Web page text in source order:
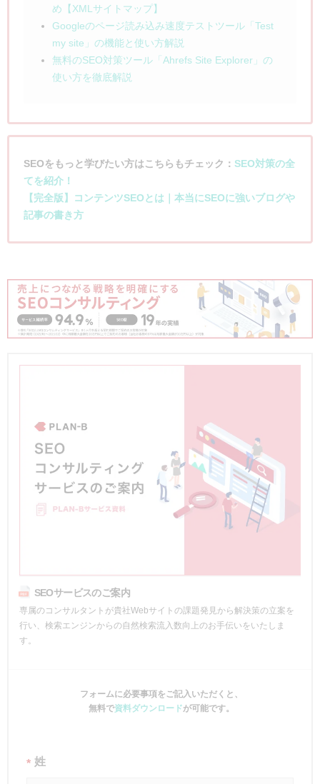
め【XMLサイトマップ】
Googleのページ読み込み速度テストツール「Test
my site」の機能と使い方解説
無料のSEO対策ツール「Ahrefs Site Explorer」の
使い方を徹底解説
SEOをもっと学びたい方はこちらもチェック： SEO対策の全
てを紹介！
【完全版】コンテンツSEOとは｜本当にSEOに強いブログや
記事の書き方
SEOサービスのご案内
専属のコンサルタントが貴社Webサイトの課題発見から解決策の立案を
行い、検索エンジンからの自然検索流入数向上のお手伝いをいたしま
す。
フォームに必要事項をご記入いただくと、
無料で資料ダウンロードが可能です。
* 姓